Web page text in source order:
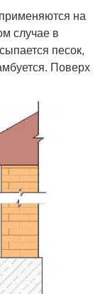
на
случае в
песок,
Поверх